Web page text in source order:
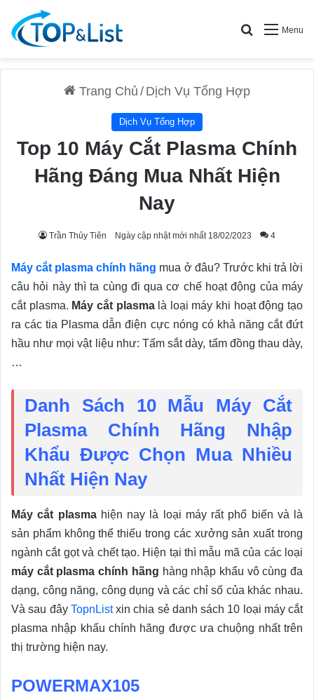
Menu
Search for
Trang Chủ / Dịch Vụ Tổng Hợp
Dịch Vụ Tổng Hợp
Top 10 Máy Cắt Plasma Chính
Hãng Đáng Mua Nhất Hiện
Nay
Trần Thủy Tiên Ngày cập nhật mới nhất 18/02/2023 4
Máy cắt plasma chính hãng mua ở đâu? Trước khi trả lời
câu hỏi này thì ta cùng đi qua cơ chế hoạt động của máy
cắt plasma. Máy cắt plasmalà loại máy khi hoạt động tạo
ra các tia Plasma dẫn điện cực nóng có khả năng cắt đứt
hầu như mọi vật liệu như: Tấm sắt dày, tấm đồng thau dày,
…
Danh Sách 10 Mẫu Máy Cắt
Plasma Chính Hãng Nhập
Khẩu Được Chọn Mua Nhiều
Nhất Hiện Nay
Máy cắt plasmahiện nay là loại máy rất phổ biến và là
sản phẩm không thể thiếu trong các xưởng sản xuất trong
ngành cắt gọt và chết tạo. Hiện tại thì mẫu mã của các loại
máy cắt plasma chính hãng hàng nhập khẩu vô cùng đa
dạng, công năng, công dụng và các chỉ số của khác nhau.
Và sau đây TopnListxin chia sẻ danh sách 10 loại máy cắt
plasma nhập khẩu chính hãng được ưa chuộng nhất trên
thị trường hiện nay.
POWERMAX105